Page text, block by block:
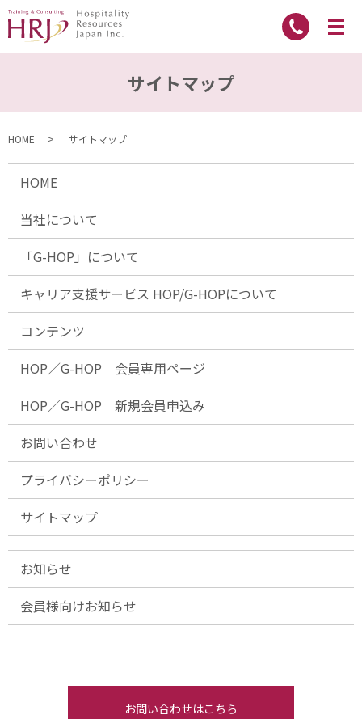
サイトマップ
HOME サイトマップ
HOME
当社について
「G-HOP」について
キャリア支援サービス HOP/G-HOPについて
コンテンツ
HOP／G-HOP 会員専用ページ
HOP／G-HOP 新規会員申込み
お問い合わせ
プライバシーポリシー
サイトマップ
お知らせ
会員様向けお知らせ
お問い合わせはこちら